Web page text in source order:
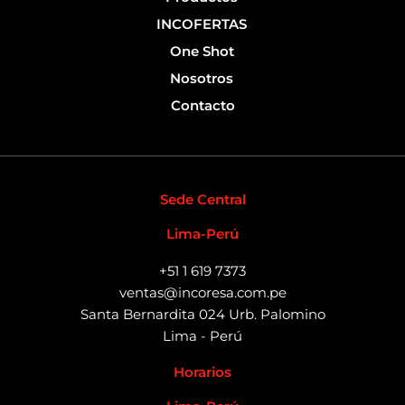
INCOFERTAS
One Shot
Nosotros
Contacto
Sede Central
Lima-Perú
+51 1 619 7373
ventas@incoresa.com.pe
Santa Bernardita 024 Urb. Palomino
Lima - Perú
Horarios